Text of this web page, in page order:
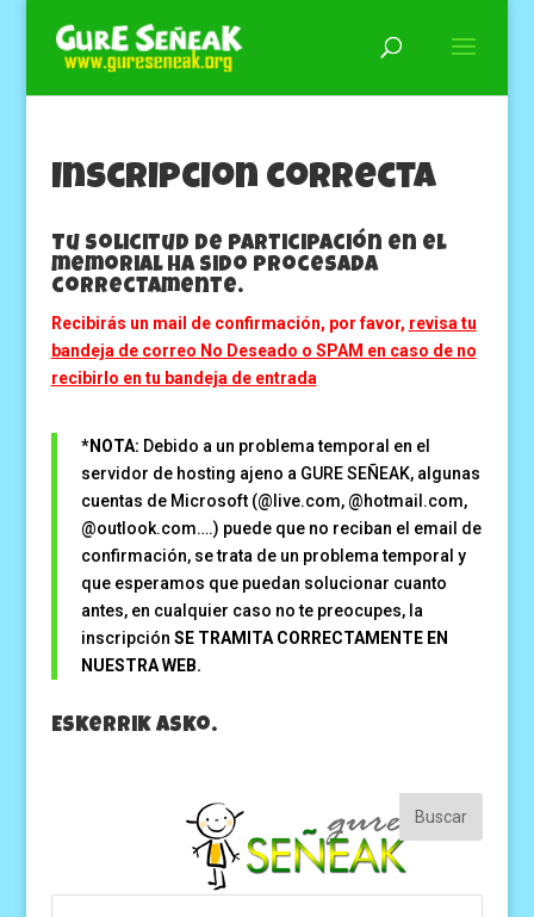
Inscripcion correcta
Tu solicitud de participación en el
memorial ha sido procesada
correctamente.
Recibirás un mail de confirmación, por favor, revisa tu
bandeja de correo No Deseado o SPAM en caso de no
recibirlo en tu bandeja de entrada
*NOTA: Debido a un problema temporal en el
servidor de hosting ajeno a GURE SEÑEAK, algunas
cuentas de Microsoft (@live.com, @hotmail.com,
@outlook.com….) puede que no reciban el email de
confirmación, se trata de un problema temporal y
que esperamos que puedan solucionar cuanto
antes, en cualquier caso no te preocupes, la
inscripción SE TRAMITA CORRECTAMENTE EN
NUESTRA WEB.
Eskerrik asko.